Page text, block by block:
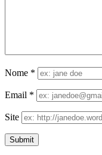
Nome *
Email *
Site